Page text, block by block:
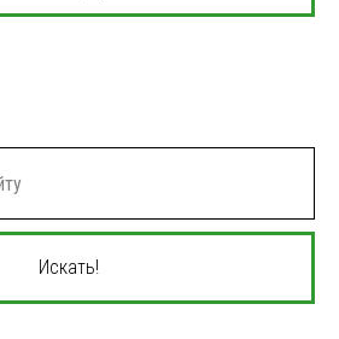
Искать!